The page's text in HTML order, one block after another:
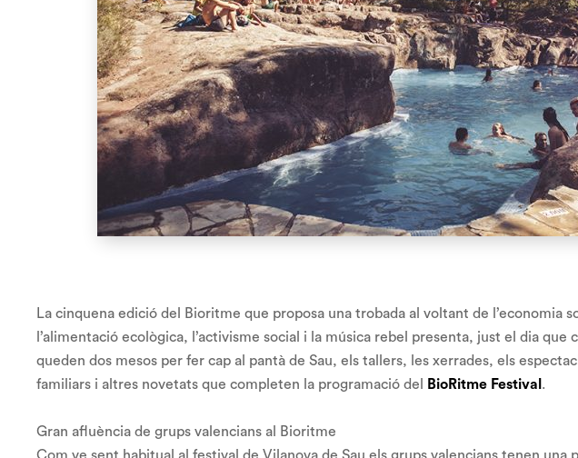
La cinquena edició del Bioritme que proposa una trobada al voltant de l’economia
l’alimentació ecològica, l’activisme social i la música rebel presenta, just el dia que
queden dos mesos per fer cap al pantà de Sau, els tallers, les xerrades, els
familiars i altres novetats que completen la programació del
BioRitme Festival .
Gran afluència de grups valencians al Bioritme